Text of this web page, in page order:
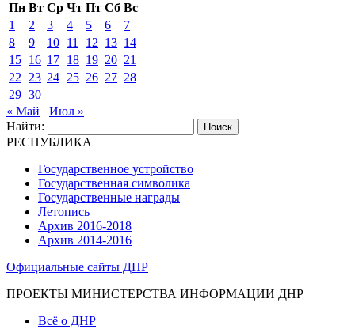
Пн Вт Ср Чт Пт Сб Вс
1
2 3 4 5 6
7
8
9 10 11 12 13 14
15 16 17 18 19 20 21
22
23 24 25 26 27 28
29 30
« Май
Июл »
Найти:
РЕСПУБЛИКА
Государственное устройство
Государственная символика
Государственные награды
Летопись
Архив 2016-2018
Архив 2014-2016
Официальные сайты ДНР
ПРОЕКТЫ МИНИСТЕРСТВА ИНФОРМАЦИИ ДНР
Всё о ДНР